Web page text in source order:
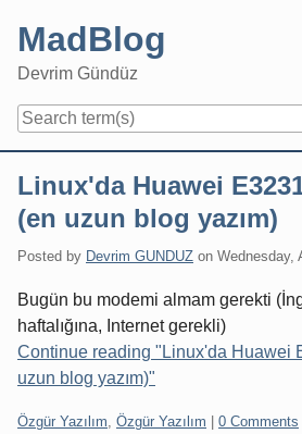
content
MadBlog
Devrim Gündüz
Linux'da Huawei
(en uzun blog yazım)
Posted by Devrim GUNDUZ on Wednesday,
Bugün bu modemi almam gerekti
haftalığına, Internet gerekli)
Continue reading "Linux'da Huawei
uzun blog yazım)"
Categories:
Özgür Yazılım Özgür Yazılım 0 Comments